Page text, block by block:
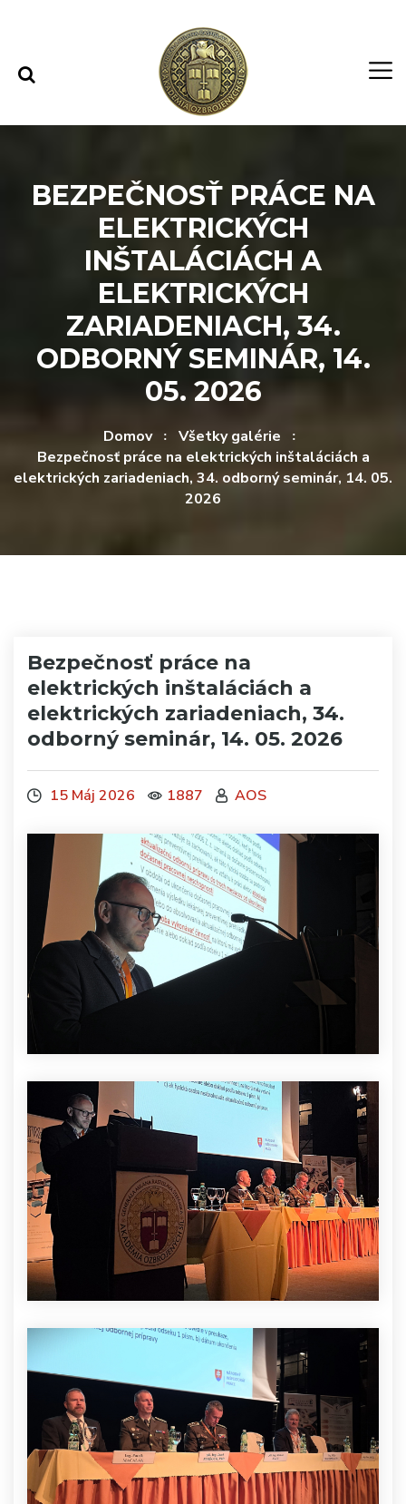
BEZPEČNOSŤ PRÁCE NA
ELEKTRICKÝCH
INŠTALÁCIÁCH A
ELEKTRICKÝCH
ZARIADENIACH, 34.
ODBORNÝ SEMINÁR, 14.
05. 2026
Domov
Všetky galérie
Bezpečnosť práce na elektrických inštaláciách a
elektrických zariadeniach, 34. odborný seminár, 14. 05.
2026
Bezpečnosť práce na
elektrických inštaláciách a
elektrických zariadeniach, 34.
odborný seminár, 14. 05. 2026
15 Máj 2026 1887 AOS